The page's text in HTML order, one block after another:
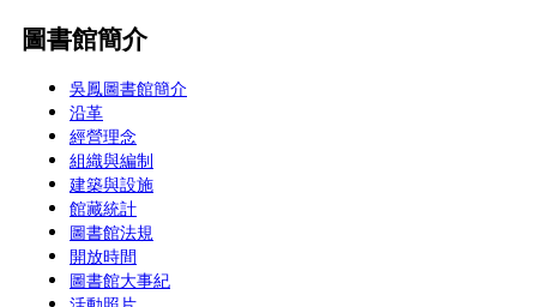
圖書館簡介
吳鳳圖書館簡介
沿革
經營理念
組織與編制
建築與設施
館藏統計
圖書館法規
開放時間
圖書館大事紀